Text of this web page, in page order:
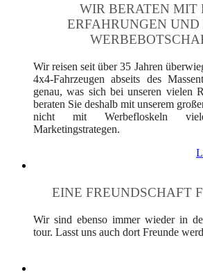
WIR BERATEN MIT
ERFAHRUNGEN
Wir reisen seit über 35 Jahren
4x4-Fahrzeugen abseits des
genau, was sich bei unseren vielen
beraten Sie deshalb mit unserem
nicht mit Werbefloskeln
Marketingstrategen.
EINE FREUNDSCHAFT
Wir sind ebenso immer wieder in
tour. Lasst uns auch dort Freunde